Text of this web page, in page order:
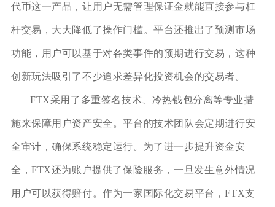
代币这一产品，让用户无需管理保证金就能直接参与杠
杆交易，大大降低了操作门槛。平台还推出了预测市场
功能，用户可以基于对各类事件的预期进行交易，这种
创新玩法吸引了不少追求差异化投资机会的交易者。
FTX采用了多重签名技术、冷热钱包分离等专业措
施来保障用户资产安全。平台的技术团队会定期进行安
全审计，确保系统稳定运行。为了进一步提升资金安
全，FTX还为账户提供了保险服务，一旦发生意外情况
用户可以获得赔付。作为一家国际化交易平台，FTX支